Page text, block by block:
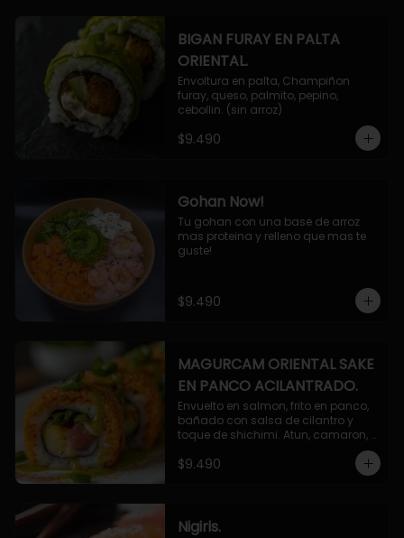
BIGAN FURAY EN PALTA
ORIENTAL.
Envoltura en palta, Champiñon
furay, queso, palmito, pepino,
cebollin. (sin arroz)
$9.490
Gohan Now!
Tu gohan con una base de arroz
mas proteina y relleno que mas te
guste!
$9.490
MAGURCAM ORIENTAL SAKE
EN PANCO ACILANTRADO.
Envuelto en salmon, frito en panco,
bañado con salsa de cilantro y
toque de shichimi. Atun, camaron,
$9.490
Nigiris.